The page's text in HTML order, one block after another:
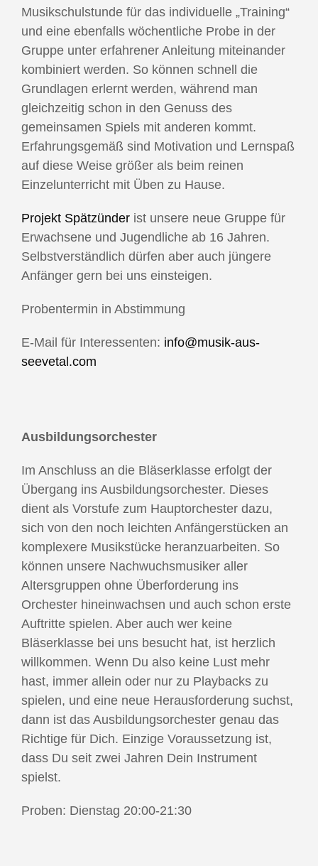
Musikschulstunde für das individuelle „Training“
und eine ebenfalls wöchentliche Probe in der
Gruppe unter erfahrener Anleitung miteinander
kombiniert werden. So können schnell die
Grundlagen erlernt werden, während man
gleichzeitig schon in den Genuss des
gemeinsamen Spiels mit anderen kommt.
Erfahrungsgemäß sind Motivation und Lernspaß
auf diese Weise größer als beim reinen
Einzelunterricht mit Üben zu Hause.
Projekt Spätzünder ist unsere neue Gruppe für
Erwachsene und Jugendliche ab 16 Jahren.
Selbstverständlich dürfen aber auch jüngere
Anfänger gern bei uns einsteigen.
Probentermin in Abstimmung
E-Mail für Interessenten: info@musik-aus-
seevetal.com
Ausbildungsorchester
Im Anschluss an die Bläserklasse erfolgt der
Übergang ins Ausbildungsorchester. Dieses
dient als Vorstufe zum Hauptorchester dazu,
sich von den noch leichten Anfängerstücken an
komplexere Musikstücke heranzuarbeiten. So
können unsere Nachwuchsmusiker aller
Altersgruppen ohne Überforderung ins
Orchester hineinwachsen und auch schon erste
Auftritte spielen. Aber auch wer keine
Bläserklasse bei uns besucht hat, ist herzlich
willkommen. Wenn Du also keine Lust mehr
hast, immer allein oder nur zu Playbacks zu
spielen, und eine neue Herausforderung suchst,
dann ist das Ausbildungsorchester genau das
Richtige für Dich. Einzige Voraussetzung ist,
dass Du seit zwei Jahren Dein Instrument
spielst.
Proben: Dienstag 20:00-21:30